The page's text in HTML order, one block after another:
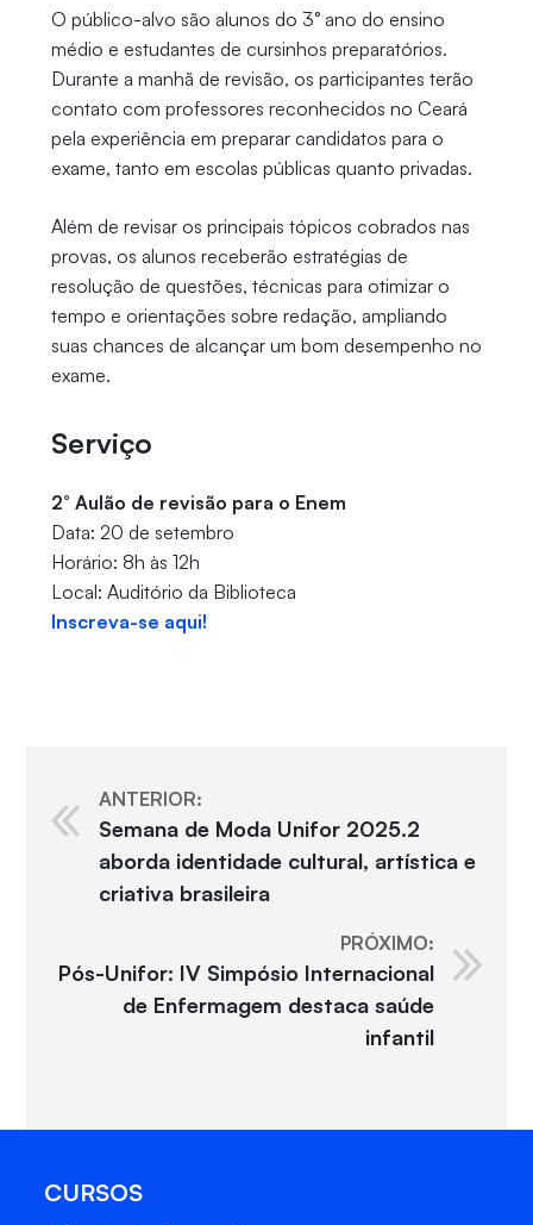
O público-alvo são alunos do 3° ano do ensino
médio e estudantes de cursinhos preparatórios.
Durante a manhã de revisão, os participantes terão
contato com professores reconhecidos no Ceará
pela experiência em preparar candidatos para o
exame, tanto em escolas públicas quanto privadas.
Além de revisar os principais tópicos cobrados nas
provas, os alunos receberão estratégias de
resolução de questões, técnicas para otimizar o
tempo e orientações sobre redação, ampliando
suas chances de alcançar um bom desempenho no
exame.
Serviço
2° Aulão de revisão para o Enem
Data: 20 de setembro
Horário: 8h às 12h
Local: Auditório da Biblioteca
Inscreva-se aqui!
ANTERIOR:
Semana de Moda Unifor 2025.2
aborda identidade cultural, artística e
criativa brasileira
PRÓXIMO:
Pós-Unifor: IV Simpósio Internacional
de Enfermagem destaca saúde
infantil
CURSOS